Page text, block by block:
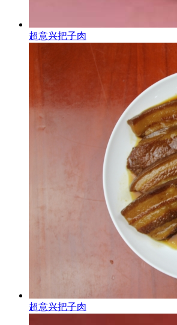
超意兴把子肉
超意兴把子肉